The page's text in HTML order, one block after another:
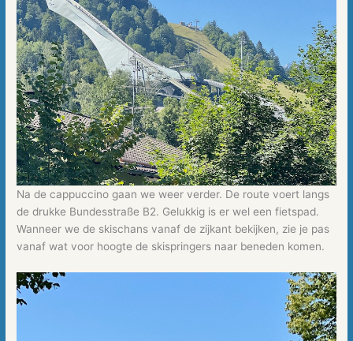
Na de cappuccino gaan we weer verder. De route voert langs
de drukke Bundesstraße B2. Gelukkig is er wel een fietspad.
Wanneer we de skischans vanaf de zijkant bekijken, zie je pas
vanaf wat voor hoogte de skispringers naar beneden komen.